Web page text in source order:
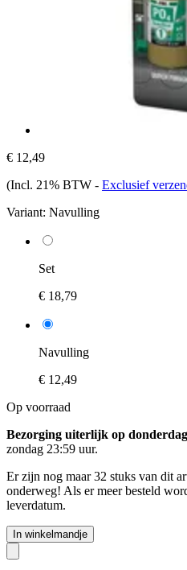
€ 12,49
(Incl. 21% BTW - Exclusief
Variant: Navulling
Set
€ 18,79
Navulling
€ 12,49
Op voorraad
Bezorging uiterlijk op
zondag 23:59 uur.
Er zijn nog maar 32 stuks van dit
onderweg! Als er meer besteld
leverdatum.
In winkelmandje